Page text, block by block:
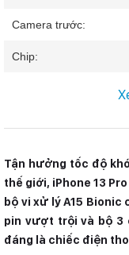
Camera trước:
Chip:
Pin, Sạc:
Tận hưởng tốc độ
thế giới, iPhone 13
bộ vi xử lý A15
pin vượt trội và bộ 3
đáng là chiếc điện